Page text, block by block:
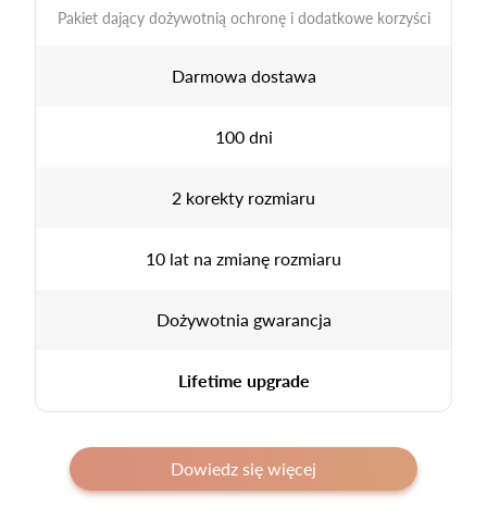
Pakiet dający dożywotnią ochronę i dodatkowe korzyści
Darmowa dostawa
100 dni
2 korekty rozmiaru
10 lat na zmianę rozmiaru
Dożywotnia gwarancja
Lifetime upgrade
Dowiedz się więcej